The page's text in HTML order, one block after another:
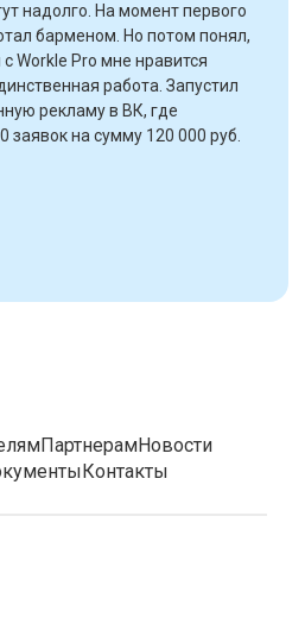
надолго. На момент первого
барменом. Но потом понял,
Workle Pro мне нравится
работа. Запустил
рекламу в ВК, где
заявок на сумму 120 000 руб.
ПартнерамНовости
Контакты